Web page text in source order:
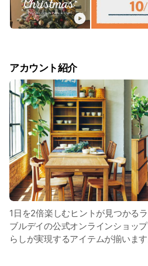
アカウント紹介
1日を2倍楽しむヒントが見つかる
ブルデイの公式オンラインショッ
らしが実現するアイテムが揃います